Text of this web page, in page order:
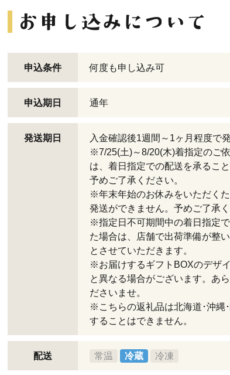
申込条件 何度も申し込み可
申込期日 通年
発送期日
入金確認後1週間～1ヶ月程度で
※7/25(土)～8/20(木)着指定のご
は、着日指定での配送を承ること
予めご了承ください。
※年末年始のお休みをいただく
発送ができません。予めご了承く
※指定日不可期間中の着日指定
た場合は、店舗で出荷準備が整
とさせていただきます。
※お届けするギフトBOXのデザ
と異なる場合がございます。あ
ださいませ。
※こちらの返礼品は北海道･沖縄
することはできません。
配送 常温 冷蔵 冷凍